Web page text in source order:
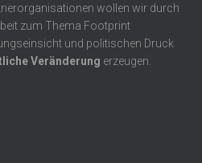
wollen wir durch
zum Thema Footprint
und politischen Druck
Veränderung erzeugen.